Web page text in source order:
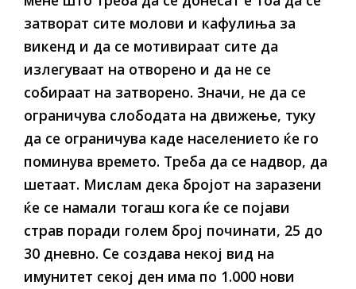
затворат сите молови и кафулиња за
викенд и да се мотивираат сите да
излегуваат на отворено и да не се
собираат на затворено. Значи, не да се
ограничува слободата на движење, туку
да се ограничува каде населението ќе го
поминува времето. Треба да се надвор, да
шетаат. Мислам дека бројот на заразени
ќе се намали тогаш кога ќе се појави
страв поради голем број починати, 25 до
30 дневно. Се создава некој вид на
имунитет секој ден има по 1.000 нови